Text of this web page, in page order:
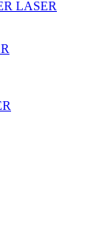
LASER